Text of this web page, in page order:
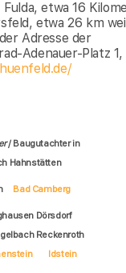
etwa 16
etwa 26 km
Adresse der
Adenauer-Platz 1,
/ Baugutachter in
Hahnstätten
Bad Camberg
Dörsdorf
Reckenroth
Idstein